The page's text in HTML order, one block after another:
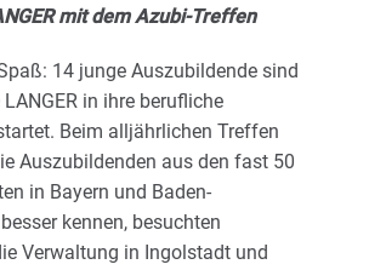
mit dem Azubi-Treffen
14 junge Auszubildende sind
in ihre berufliche
Beim alljährlichen Treffen
Auszubildenden aus den fast 50
in Bayern und Baden-
kennen, besuchten
Verwaltung in Ingolstadt und